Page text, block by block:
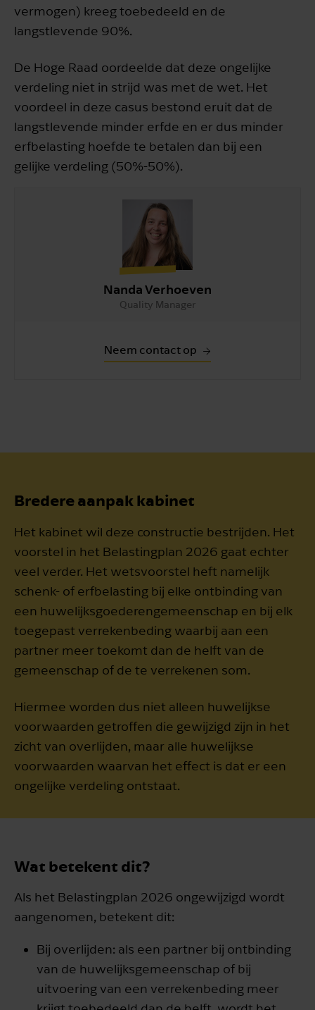
vermogen) kreeg toebedeeld en de
langstlevende 90%.
De Hoge Raad oordeelde dat deze ongelijke
verdeling niet in strijd was met de wet. Het
voordeel in deze casus bestond eruit dat de
langstlevende minder erfde en er dus minder
erfbelasting hoefde te betalen dan bij een
gelijke verdeling (50%-50%).
Nanda Verhoeven
Quality Manager
Neem contact op
Bredere aanpak kabinet
Het kabinet wil deze constructie bestrijden. Het
voorstel in het Belastingplan 2026 gaat echter
veel verder. Het wetsvoorstel heft namelijk
schenk- of erfbelasting bij elke ontbinding van
een huwelijksgoederengemeenschap en bij elk
toegepast verrekenbeding waarbij aan een
partner meer toekomt dan de helft van de
gemeenschap of de te verrekenen som.
Hiermee worden dus niet alleen huwelijkse
voorwaarden getroffen die gewijzigd zijn in het
zicht van overlijden, maar alle huwelijkse
voorwaarden waarvan het effect is dat er een
ongelijke verdeling ontstaat.
Wat betekent dit?
Als het Belastingplan 2026 ongewijzigd wordt
aangenomen, betekent dit:
Bij overlijden: als een partner bij ontbinding
van de huwelijksgemeenschap of bij
uitvoering van een verrekenbeding meer